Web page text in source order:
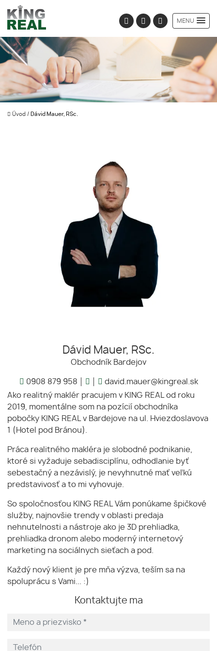
MENU
Úvod / Dávid Mauer, RSc.
Dávid Mauer, RSc.
Obchodník Bardejov
0908 879 958
david.mauer@kingreal.sk
Ako realitný maklér pracujem v KING REAL od roku
2019, momentálne som na pozícií obchodníka
pobočky KING REAL v Bardejove na ul. Hviezdoslavova
1 (Hotel pod Bránou).
Práca realitného makléra je slobodné podnikanie,
ktoré si vyžaduje sebadisciplínu, odhodlanie byť
sebestačný a nezávislý, je nevyhnutné mať veľkú
predstavivosť a to mi vyhovuje.
So spoločnosťou KING REAL Vám ponúkame špičkové
služby, najnovšie trendy v oblasti predaja
nehnutelnosti a nástroje ako je 3D prehliadka,
prehliadka dronom alebo moderný internetový
marketing na sociálnych sieťach a pod.
Každý nový klient je pre mňa výzva, teším sa na
spoluprácu s Vami... :)
Kontaktujte ma